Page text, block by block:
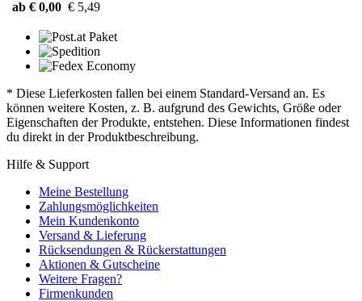
ab € 0,00 € 5,49
* Diese Lieferkosten fallen bei einem Standard-Versand an. Es
können weitere Kosten, z. B. aufgrund des Gewichts, Größe oder
Eigenschaften der Produkte, entstehen. Diese Informationen findest
du direkt in der Produktbeschreibung.
Hilfe & Support
Meine Bestellung
Zahlungsmöglichkeiten
Mein Kundenkonto
Versand & Lieferung
Rücksendungen & Rückerstattungen
Aktionen & Gutscheine
Weitere Fragen?
Firmenkunden